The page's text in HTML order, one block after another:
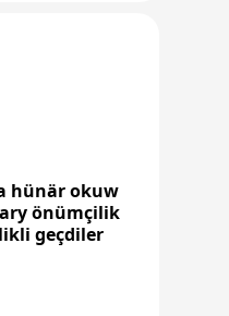
hünär okuw
önümçilik
geçdiler